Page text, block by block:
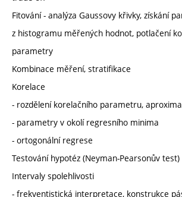
Fitování - analýza Gaussovy křivky, získání
z histogramu měřených hodnot, potlačení
parametry
Kombinace měření, stratifikace
Korelace
- rozdělení korelačního parametru,
- parametry v okolí regresního minima
- ortogonální regrese
Testování hypotéz (Neyman-Pearsonův test)
Intervaly spolehlivosti
- frekventistická interpretace, konstrukce